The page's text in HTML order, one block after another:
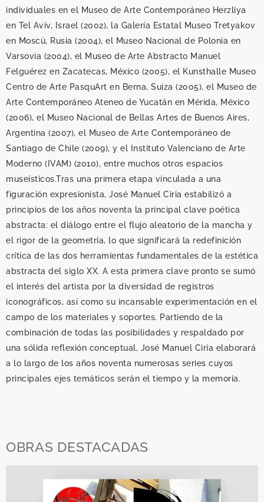
en Tel Aviv, Israel (2002), la Galería Estatal Museo Tretyakov
en Moscú, Rusia (2004), el Museo Nacional de Polonia en
Varsovia (2004), el Museo de Arte Abstracto Manuel
Felguérez en Zacatecas, México (2005), el Kunsthalle Museo
Centro de Arte PasquArt en Berna, Suiza (2005), el Museo de
Arte Contemporáneo Ateneo de Yucatán en Mérida, México
(2006), el Museo Nacional de Bellas Artes de Buenos Aires,
Argentina (2007), el Museo de Arte Contemporáneo de
Santiago de Chile (2009), y el Instituto Valenciano de Arte
Moderno (IVAM) (2010), entre muchos otros espacios
museísticos.Tras una primera etapa vinculada a una
figuración expresionista, José Manuel Ciria estabilizó a
principios de los años noventa la principal clave poética
abstracta: el diálogo entre el flujo aleatorio de la mancha y
el rigor de la geometría, lo que significará la redefinición
crítica de las dos herramientas fundamentales de la estética
abstracta del siglo XX. A esta primera clave pronto se sumó
el interés del artista por la diversidad de registros
iconográficos, así como su incansable experimentación en el
campo de los materiales y soportes. Partiendo de la
combinación de todas las posibilidades y respaldado por
una sólida reflexión conceptual, José Manuel Ciria elaborará
a lo largo de los años noventa numerosas series cuyos
principales ejes temáticos serán el tiempo y la memoria.